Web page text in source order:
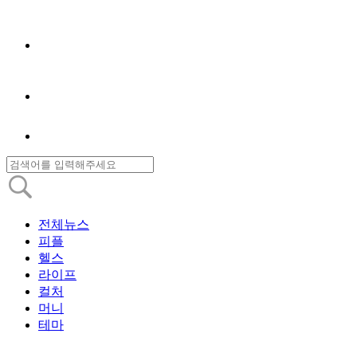
전체뉴스
피플
헬스
라이프
컬처
머니
테마